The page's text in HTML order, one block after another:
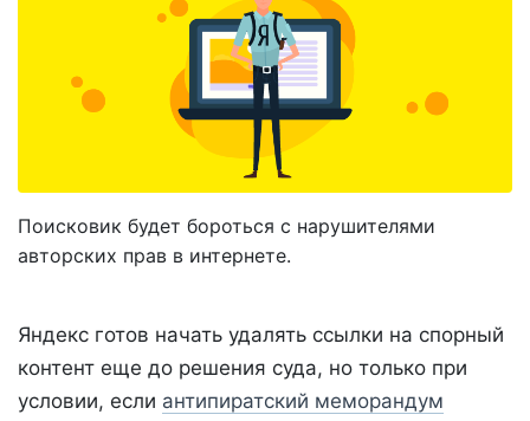
​Поисковик будет бороться с нарушителями
авторских прав в интернете.
Яндекс готов начать удалять ссылки на спорный
контент еще до решения суда, но только при
условии, если антипиратский меморандум